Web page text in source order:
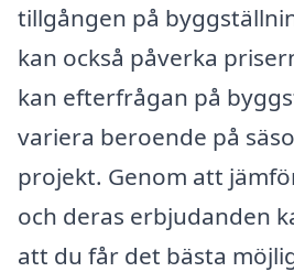
tillgången på
kan också påverka
kan efterfrågan på
variera beroende på
projekt. Genom att
och deras erbjudanden
att du får det bästa